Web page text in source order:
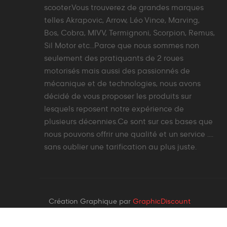
scooter.Vous trouverez de grandes marques
telles Akrapovic, Arrow, Léo Vince, Marving,
Bos, Cobra, MIVV, Termignoni, Scorpion, Remus,
Sil Motor etc...Parce que nous sommes non
seulement des pratiquants de 2 roues
motorisés mais aussi des passionnés de
mécanique et de technologies, nous avons
décidé de vous proposer les produits sur
lesquels reposent notre expérience de
plusieurs décennies.Ce sont sur ces bases que
nous pouvons offrir une qualité et un service ....
sans oublier une tarification au plus juste.
Création Graphique par GraphicDiscount